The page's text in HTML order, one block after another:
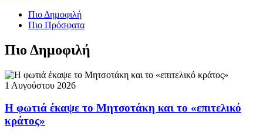
Πιο Δημοφιλή
Πιο Πρόσφατα
Πιο Δημοφιλή
1 Αυγούστου 2026
Η φωτιά έκαψε το Μητσοτάκη και το «επιτελικό
κράτος»